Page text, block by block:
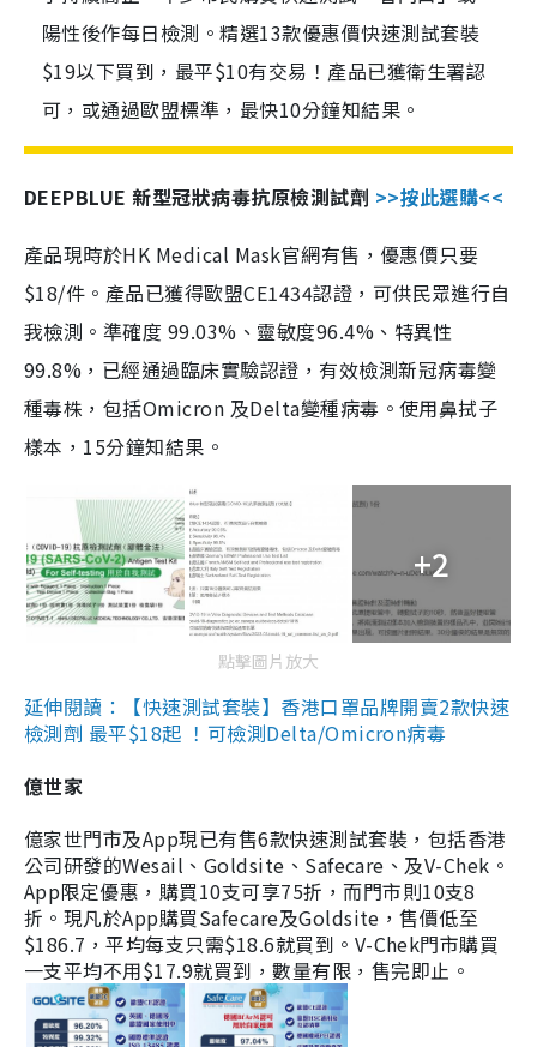
陽性後作每日檢測。精選13款優惠價快速測試套裝
$19以下買到，最平$10有交易！產品已獲衛生署認
可，或通過歐盟標準，最快10分鐘知結果。
DEEPBLUE 新型冠狀病毒抗原檢測試劑 >>按此選購<<
產品現時於HK Medical Mask官網有售，優惠價只要
$18/件。產品已獲得歐盟CE1434認證，可供民眾進行自
我檢測。準確度 99.03%、靈敏度96.4%、特異性
99.8%，已經通過臨床實驗認證，有效檢測新冠病毒變
種毒株，包括Omicron 及Delta變種病毒。使用鼻拭子
樣本，15分鐘知結果。
+2
點擊圖片放大
延伸閱讀：【快速測試套裝】香港口罩品牌開賣2款快速
檢測劑 最平$18起 ！可檢測Delta/Omicron病毒
億世家
億家世門市及App現已有售6款快速測試套裝，包括香港
公司研發的Wesail、Goldsite、Safecare、及V-Chek。
App限定優惠，購買10支可享75折，而門市則10支8
折。現凡於App購買Safecare及Goldsite，售價低至
$186.7，平均每支只需$18.6就買到。V-Chek門市購買
一支平均不用$17.9就買到，數量有限，售完即止。